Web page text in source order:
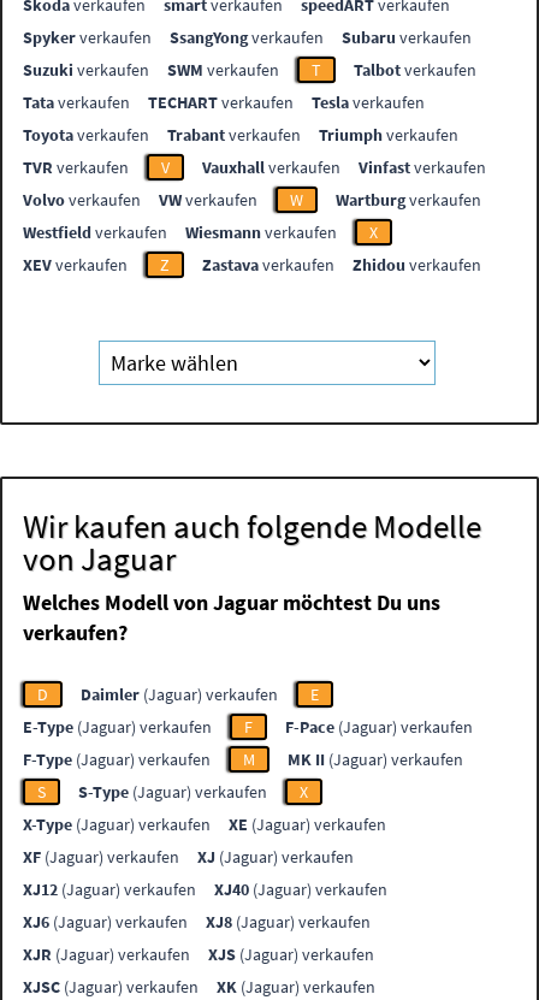
Skodaverkaufen smartverkaufen speedARTverkaufen
Spykerverkaufen SsangYongverkaufen Subaru verkaufen
Suzuki verkaufen SWM verkaufen T Talbotverkaufen
Tataverkaufen TECHARTverkaufen Teslaverkaufen
Toyotaverkaufen Trabantverkaufen Triumphverkaufen
TVR verkaufen V Vauxhallverkaufen Vinfastverkaufen
Volvoverkaufen VWverkaufen W Wartburgverkaufen
Westfieldverkaufen Wiesmannverkaufen
X
XEVverkaufen Z Zastavaverkaufen Zhidou verkaufen
Wir kaufen auch folgende Modelle
von Jaguar
Welches Modell von Jaguar möchtest Du uns
verkaufen?
D Daimler (Jaguar) verkaufen
E
E-Type (Jaguar) verkaufen F F-Pace (Jaguar) verkaufen
F-Type (Jaguar) verkaufen M MK II (Jaguar) verkaufen
S
S-Type (Jaguar) verkaufen
X
X-Type (Jaguar) verkaufen XE (Jaguar) verkaufen
XF (Jaguar) verkaufen XJ (Jaguar) verkaufen
XJ12 (Jaguar) verkaufen XJ40 (Jaguar) verkaufen
XJ6 (Jaguar) verkaufen XJ8 (Jaguar) verkaufen
XJR (Jaguar) verkaufen XJS (Jaguar) verkaufen
XJSC (Jaguar) verkaufen XK (Jaguar) verkaufen